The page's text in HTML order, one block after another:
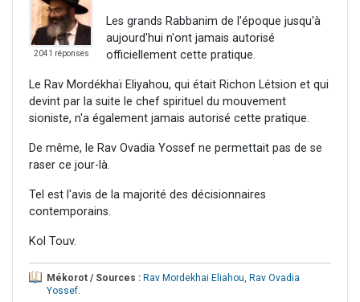
2041 réponses
Les grands Rabbanim de l'époque jusqu'à
aujourd'hui n'ont jamais autorisé
officiellement cette pratique.
Le Rav Mordékhaï Eliyahou, qui était Richon Létsion et qui
devint par la suite le chef spirituel du mouvement
sioniste, n'a également jamais autorisé cette pratique.
De même, le Rav Ovadia Yossef ne permettait pas de se
raser ce jour-là.
Tel est l'avis de la majorité des décisionnaires
contemporains.
Kol Touv.
Mékorot / Sources : Rav Mordekhai Eliahou, Rav Ovadia
Yossef.